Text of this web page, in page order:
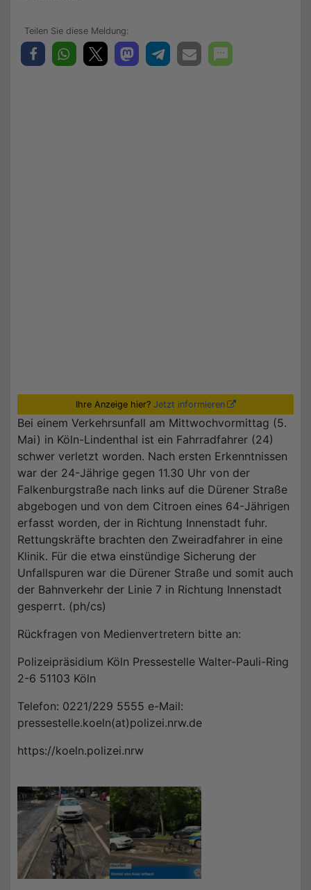
Ihre Anzeige hier? Jetzt informieren
Bei einem Verkehrsunfall am Mittwochvormittag (5.
Mai) in Köln-Lindenthal ist ein Fahrradfahrer (24)
schwer verletzt worden. Nach ersten Erkenntnissen
war der 24-Jährige gegen 11.30 Uhr von der
Falkenburgstraße nach links auf die Dürener Straße
abgebogen und von dem Citroen eines 64-Jährigen
erfasst worden, der in Richtung Innenstadt fuhr.
Rettungskräfte brachten den Zweiradfahrer in eine
Klinik. Für die etwa einstündige Sicherung der
Unfallspuren war die Dürener Straße und somit auch
der Bahnverkehr der Linie 7 in Richtung Innenstadt
gesperrt. (ph/cs)
Rückfragen von Medienvertretern bitte an:
Polizeipräsidium Köln Pressestelle Walter-Pauli-Ring
2-6 51103 Köln
Telefon: 0221/229 5555 e-Mail:
pressestelle.koeln(at)polizei.nrw.de
https://koeln.polizei.nrw